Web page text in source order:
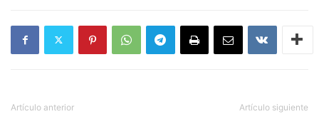
Artículo anterior Artículo siguiente